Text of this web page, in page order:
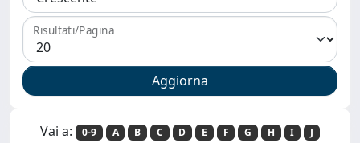
Risultati/Pagina
Vai a: 0-9 A B C D E F G H I
J